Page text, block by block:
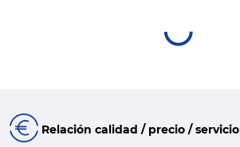
Relación calidad / precio / servicio